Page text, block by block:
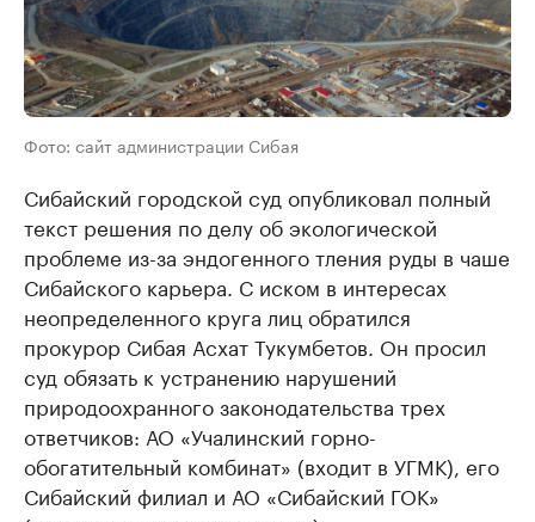
Фото: сайт администрации Сибая
Сибайский городской суд опубликовал полный
текст решения по делу об экологической
проблеме из-за эндогенного тления руды в чаше
Сибайского карьера. С иском в интересах
неопределенного круга лиц обратился
прокурор Сибая Асхат Тукумбетов. Он просил
суд обязать к устранению нарушений
природоохранного законодательства трех
ответчиков: АО «Учалинский горно-
обогатительный комбинат» (входит в УГМК), его
Сибайский филиал и АО «Сибайский ГОК»